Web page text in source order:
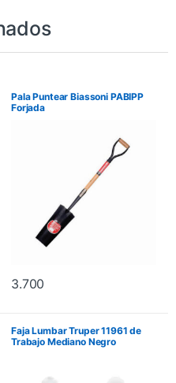
Pala Puntear Biassoni PABIPP
Forjada
3.700
Faja Lumbar Truper 11961 de
Trabajo Mediano Negro